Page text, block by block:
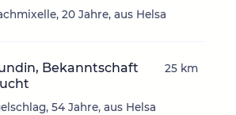
20 Jahre, aus Helsa
Bekanntschaft
54 Jahre, aus Helsa
25 km